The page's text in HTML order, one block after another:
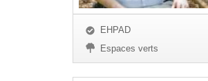
EHPAD
Espaces verts